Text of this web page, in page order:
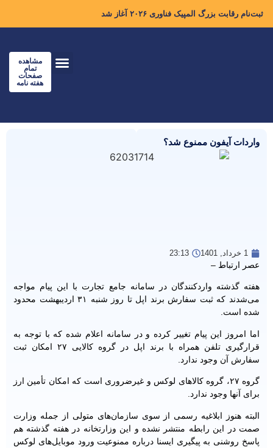
ثبت‌نام رقابت بزرگ المپیک فناوری ۲۰۲۶ آغاز شد
مشاهده
تمام
صفحات
هفته نامه
واردات آیفون ممنوع شد؟
1 خرداد, 1401 23:13
عصر ارتباط –
هفته گذشته واردکنندگان در سامانه جامع تجارت با این پیام مواجه
می‌شدند که ثبت سفارش برند اپل تا روز شنبه ۳۱ اردیبهشت محدود
شده است.
اما امروز این پیام تغییر کرده و در سامانه اعلام شده که با توجه به
قرارگیری تلفن همراه با برند اپل در گروه کالایی ۲۷ امکان ثبت
سفارش آن وجود ندارد.
گروه ۲۷، گروه کالاهای لوکس و غیرضروری است که امکان تأمین ارز
برای آنها وجود ندارد.
البته هنوز ابلاغیه رسمی از سوی سازمان‌های متولی از جمله وزارت
صمت در این رابطه منتشر نشده و این وزارتخانه در هفته گذشته هم
پاسخ روشنی به پیگیری ایسنا درباره ممنوعیت ورود موبایل‌های لوکس